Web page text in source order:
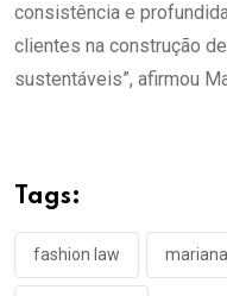
consistência e
clientes na construção
sustentáveis”, afirmou
Tags:
fashion law